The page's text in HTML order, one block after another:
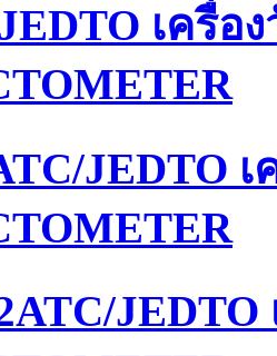
เครื่อ
JEDTO